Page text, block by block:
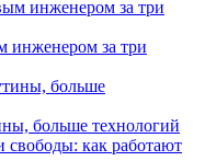
инженером за три
больше технологий